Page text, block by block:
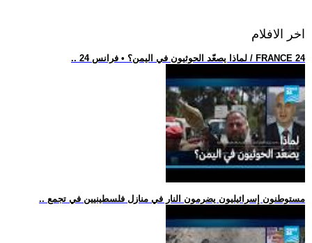
اخر الافلام
.. لماذا يصعّد الحوثيون في اليمن؟ • فرانس 24 / FRANCE 24
.. مستوطنون إسرائيليون يضرمون النار في منازل فلسطينيين في تجمع